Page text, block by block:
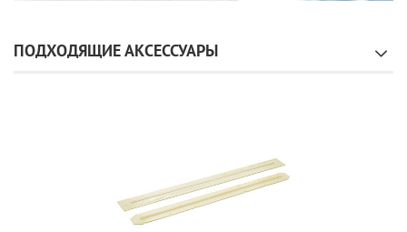
ПОДХОДЯЩИЕ АКСЕССУАРЫ